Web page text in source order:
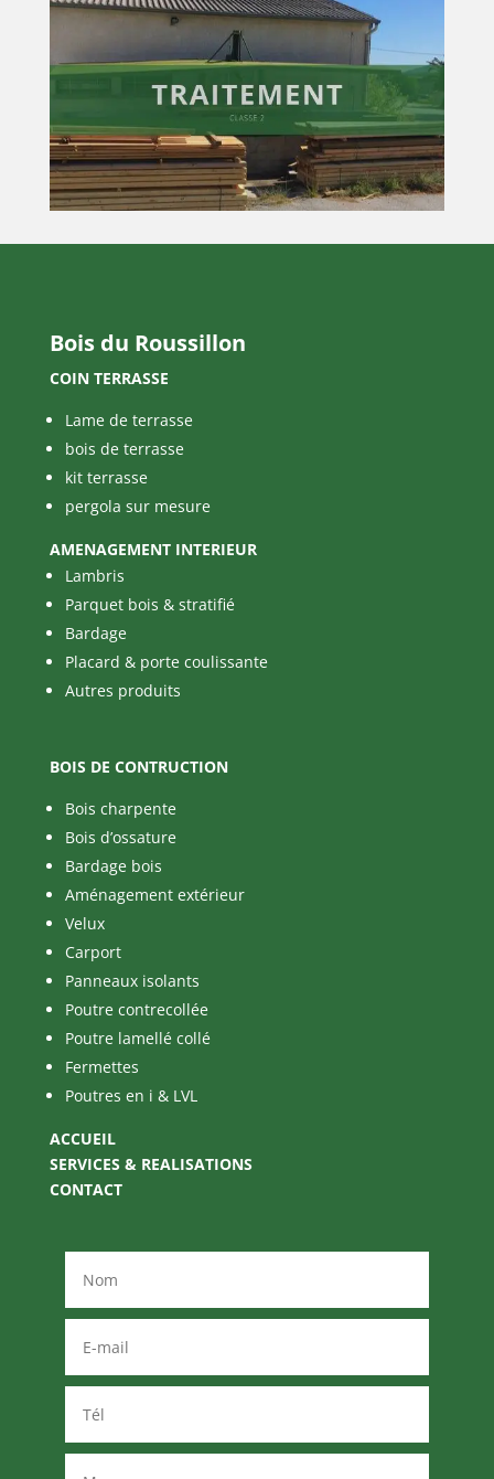
Bois du Roussillon
COIN TERRASSE
Lame de terrasse
bois de terrasse
kit terrasse
pergola sur mesure
AMENAGEMENT INTERIEUR
Lambris
Parquet bois & stratifié
Bardage
Placard & porte coulissante
Autres produits
BOIS DE CONTRUCTION
Bois charpente
Bois d’ossature
Bardage bois
Aménagement extérieur
Velux
Carport
Panneaux isolants
Poutre contrecollée
Poutre lamellé collé
Fermettes
Poutres en i & LVL
ACCUEIL
SERVICES & REALISATIONS
CONTACT